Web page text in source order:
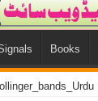
Books